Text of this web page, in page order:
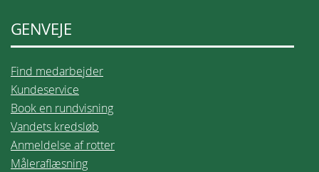
GENVEJE
Find medarbejder
Kundeservice
Book en rundvisning
Vandets kredsløb
Anmeldelse af rotter
Måleraflæsning